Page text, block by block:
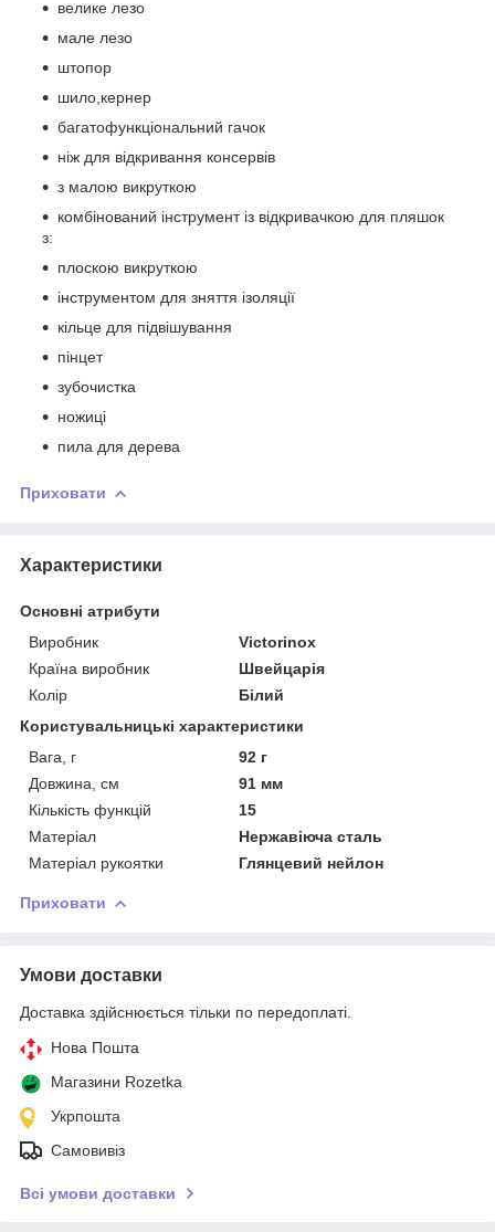
велике лезо
мале лезо
штопор
шило,кернер
багатофункціональний гачок
ніж для відкривання консервів
з малою викруткою
комбінований інструмент із відкривачкою для пляшок
з:
плоскою викруткою
інструментом для зняття ізоляції
кільце для підвішування
пінцет
зубочистка
ножиці
пила для дерева
Приховати
Характеристики
Основні атрибути
Виробник
Victorinox
Країна виробник
Швейцарія
Колір
Білий
Користувальницькі характеристики
Вага, г
92 г
Довжина, см
91 мм
Кількість функцій
15
Матеріал
Нержавіюча сталь
Матеріал рукоятки
Глянцевий нейлон
Приховати
Умови доставки
Доставка здійснюється тільки по передоплаті.
Нова Пошта
Магазини Rozetka
Укрпошта
Самовивіз
Всі умови доставки